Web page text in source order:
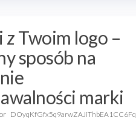
Twoim logo –
sposób na
marki
DOyqKfGfx5q9arwZAJiThbEA1CC6Fq